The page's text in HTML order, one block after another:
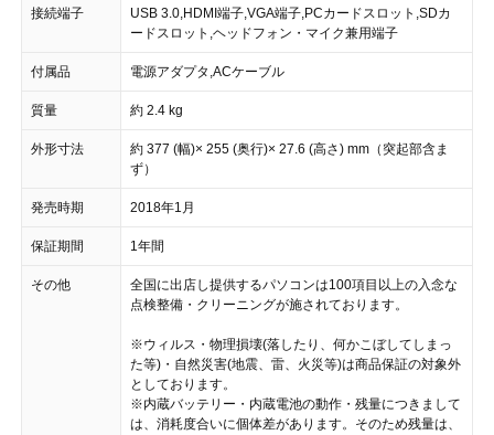
接続端子
USB 3.0,HDMI端子,VGA端子,PCカードスロット,SDカ
ードスロット,ヘッドフォン・マイク兼用端子
付属品 電源アダプタ,ACケーブル
質量 約 2.4 kg
外形寸法
約 377 (幅)× 255 (奥行)× 27.6 (高さ) mm（突起部含ま
ず）
発売時期 2018年1月
保証期間 1年間
その他
全国に出店し提供するパソコンは100項目以上の入念な
点検整備・クリーニングが施されております。
※ウィルス・物理損壊(落したり、何かこぼしてしまっ
た等)・自然災害(地震、雷、火災等)は商品保証の対象外
としております。
※内蔵バッテリー・内蔵電池の動作・残量につきまして
は、消耗度合いに個体差があります。そのため残量は、